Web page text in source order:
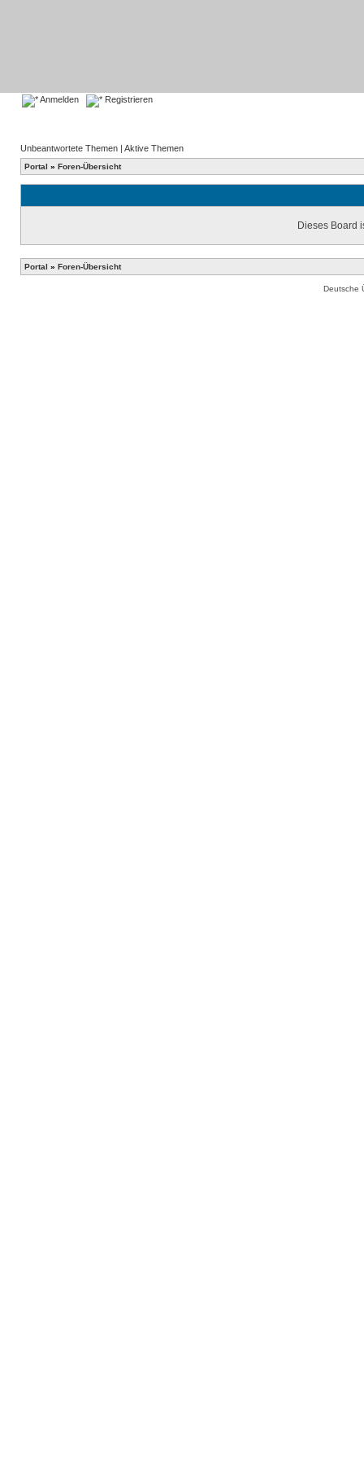
Anmelden Registrieren
Unbeantwortete Themen | Aktive Themen
Portal » Foren-Übersicht
Dieses Board
Portal » Foren-Übersicht
Deutsche